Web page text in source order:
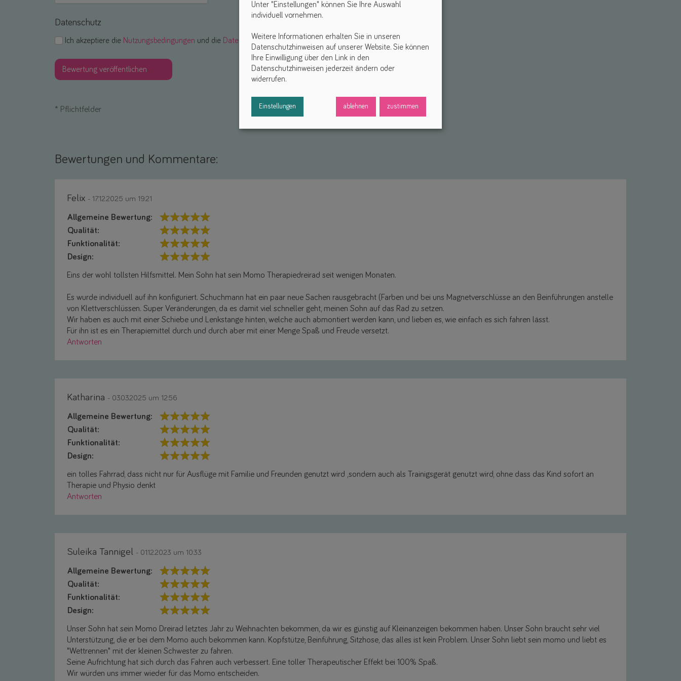
Datenschutz
Ich akzeptiere die Nutzungsbedingungen und die Datenschutzerklärung . *
* Pflichtfelder
Bewertungen und Kommentare:
Felix - 17.12.2025 um 19:21
Allgemeine Bewertung:
Qualität:
Funktionalität:
Design:
Eins der wohl tollsten Hilfsmittel. Mein Sohn hat sein Momo Therapiedreirad seit wenigen Monaten.
Es wurde individuell auf ihn konfiguriert. Schuchmann hat ein paar neue Sachen rausgebracht (Farben und bei uns Magnetverschlüsse an den Beinführungen anstelle
von Klettverschlüssen. Super Veränderungen, da es damit viel schneller geht, meinen Sohn auf das Rad zu setzen.
Wir haben es auch mit einer Schiebe und Lenkstange hinten, welche auch abmontiert werden kann, und lieben es, wie einfach es sich fahren lässt.
Für ihn ist es ein Therapiemittel durch und durch aber mit einer Menge Spaß und Freude versetzt.
Antworten
Katharina - 03.03.2025 um 12:56
Allgemeine Bewertung:
Qualität:
Funktionalität:
Design:
ein tolles Fahrrad, dass nicht nur für Ausflüge mit Familie und Freunden genutzt wird ,sondern auch als Trainigsgerät genutzt wird, ohne dass das Kind sofort an
Therapie und Physio denkt
Antworten
Suleika Tannigel - 01.12.2023 um 10:33
Allgemeine Bewertung:
Qualität:
Funktionalität:
Design:
Unser Sohn hat sein Momo Dreirad letztes Jahr zu Weihnachten bekommen, da wir es günstig auf Kleinanzeigen bekommen haben. Unser Sohn braucht sehr viel
Unterstützung, die er bei dem Momo auch bekommen kann. Kopfstütze, Beinführung, Sitzhose, das alles ist kein Problem. Unser Sohn liebt sein momo und liebt es
"Wettrennen" mit der kleinen Schwester zu fahren.
Seine Aufrichtung hat sich durch das Fahren auch verbessert. Eine toller Therapeutischer Effekt bei 100% Spaß.
Wir würden uns immer wieder für das Momo entscheiden.
Unter "Einstellungen" können Sie Ihre Auswahl
individuell vornehmen.
Weitere Informationen erhalten Sie in unseren
Datenschutzhinweisen auf unserer Website. Sie können
Ihre Einwilligung über den Link in den
Datenschutzhinweisen jederzeit ändern oder
widerrufen.
Einstellungen ablehnen zustimmen